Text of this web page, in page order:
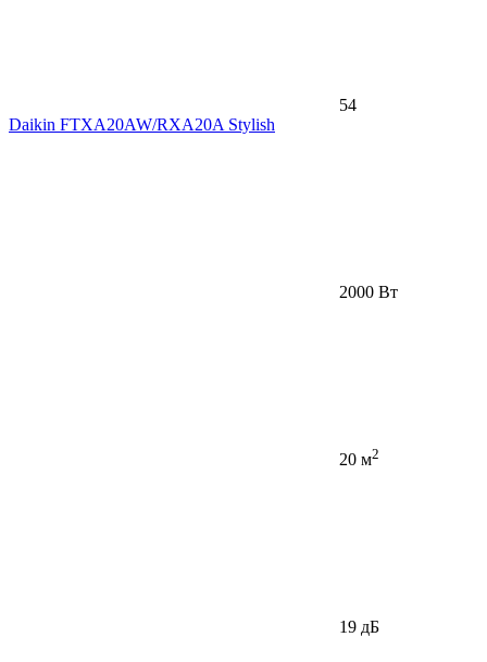
54
Daikin FTXA20AW/RXA20A Stylish
2000 Вт
20 м2
19 дБ